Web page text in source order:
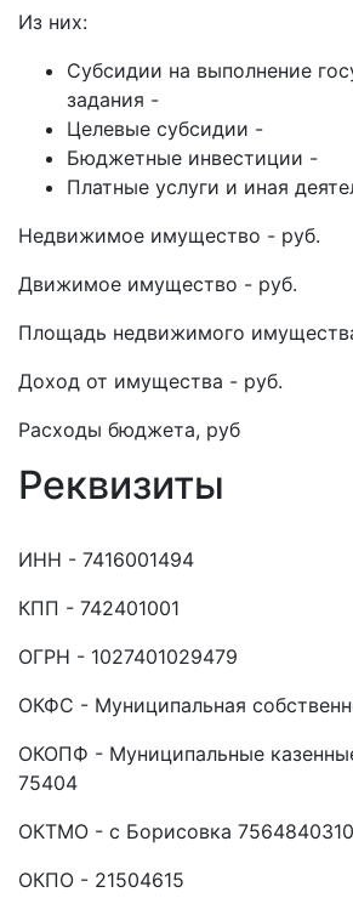
Из них:
Субсидии на выполнение
задания -
Целевые субсидии -
Бюджетные инвестиции -
Платные услуги и иная
Недвижимое имущество - руб.
Движимое имущество - руб.
Площадь недвижимого
Доход от имущества - руб.
Расходы бюджета, руб
Реквизиты
ИНН - 7416001494
КПП - 742401001
ОГРН - 1027401029479
ОКФС - Муниципальная
ОКОПФ - Муниципальные
75404
ОКТМО - с Борисовка
ОКПО - 21504615